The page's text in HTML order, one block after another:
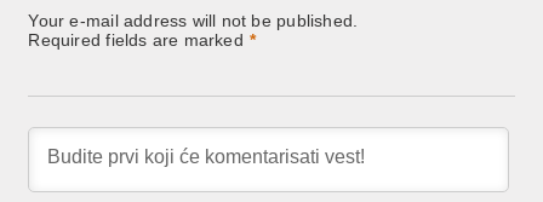
Your e-mail address will not be published.
Required fields are marked *